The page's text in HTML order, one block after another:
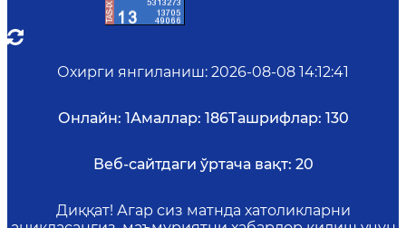
Охирги янгиланиш: 2026-08-08 14:12:41
Онлайн: 1Амаллар: 186Ташрифлар: 130
Веб-сайтдаги ўртача вақт: 20
Диққат! Агар сиз матнда хатоликларни